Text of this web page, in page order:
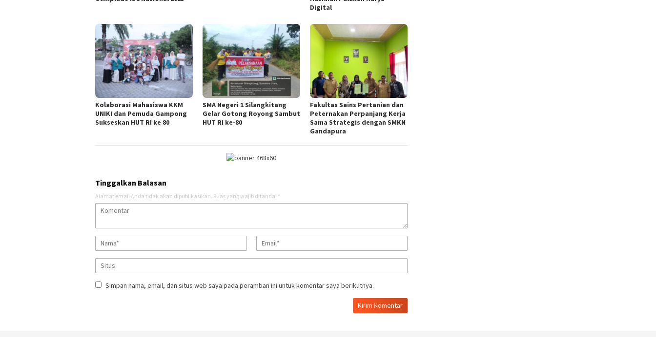
Digital
Kolaborasi Mahasiswa KKM
UNIKI dan Pemuda Gampong
Sukseskan HUT RI ke 80
SMA Negeri 1 Silangkitang
Gelar Gotong Royong Sambut
HUT RI ke-80
Fakultas Sains Pertanian dan
Peternakan Perpanjang Kerja
Sama Strategis dengan SMKN
Gandapura
Tinggalkan Balasan
Alamat email Anda tidak akan dipublikasikan. Ruas yang wajib ditandai *
Simpan nama, email, dan situs web saya pada peramban ini untuk komentar saya berikutnya.